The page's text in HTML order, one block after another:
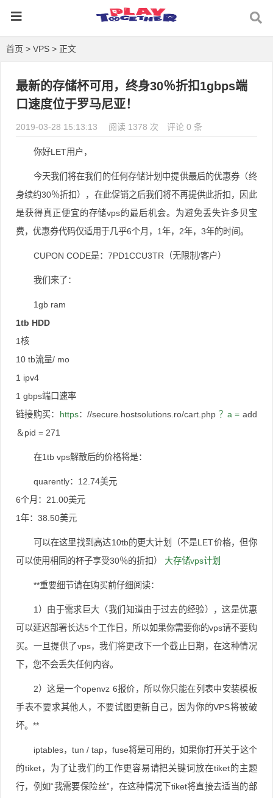
首页 > VPS > 正文
最新的存储杯可用，终身30％折扣1gbps端
口速度位于罗马尼亚！
2019-03-28 15:13:13 阅读 1378 次 评论 0 条
你好LET用户，
今天我们将在我们的任何存储计划中提供最后的优惠券（终
身续约30％折扣），在此促销之后我们将不再提供此折扣，因此
是获得真正便宜的存储vps的最后机会。 为避免丢失许多贝宝
费，优惠券代码仅适用于几乎6个月，1年，2年，3年的时间。
CUPON CODE是：7PD1CCU3TR（无限制/客户）
我们来了：
1gb ram
1tb HDD
1核
10 tb流量/ mo
1 ipv4
1 gbps端口速率
链接购买： https：//secure.hostsolutions.ro/cart.php ？a = add
＆pid = 271
在1tb vps解散后的价格将是：
quarently：12.74美元
6个月：21.00美元
1年：38.50美元
可以在这里找到高达10tb的更大计划（不是LET价格，但你
可以使用相同的杯子享受30％的折扣） 大存储vps计划
**重要细节请在购买前仔细阅读：
1）由于需求巨大（我们知道由于过去的经验），这是优惠
可以延迟部署长达5个工作日，所以如果你需要你的vps请不要购
买。 一旦提供了vps，我们将更改下一个截止日期，在这种情况
下，您不会丢失任何内容。
2）这是一个openvz 6报价，所以你只能在列表中安装模板
手表不要求其他人，不要试图更新自己，因为你的VPS将被破
坏。**
iptables，tun / tap，fuse将是可用的，如果你打开关于这个
的tiket，为了让我们的工作更容易请把关键词放在tiket的主题
行，例如“我需要保险丝”，在这种情况下tiket将直接去适当的部